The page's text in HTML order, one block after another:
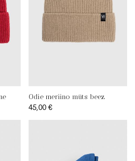
Odie meriino müts beez
45,00 €